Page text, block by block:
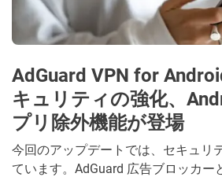
AdGuard VPN for
キュリティの強化、
プリ除外機能が登場
今回のアップデートでは、セキュリ
ています。AdGuard 広告ブロッカー